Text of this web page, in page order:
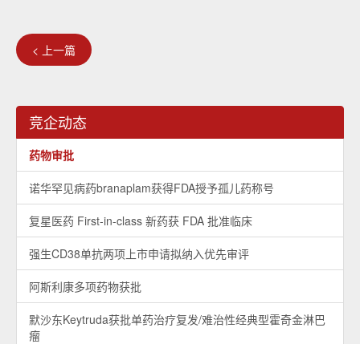
< 上一篇
竞企动态
药物审批
诺华罕见病药branaplam获得FDA授予孤儿药称号
复星医药 First-in-class 新药获 FDA 批准临床
强生CD38单抗两项上市申请拟纳入优先审评
阿斯利康多项药物获批
默沙东Keytruda获批单药治疗复发/难治性经典型霍奇金淋巴
瘤